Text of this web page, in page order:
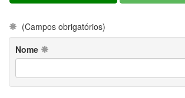
(Campos obrigatórios)
Nome